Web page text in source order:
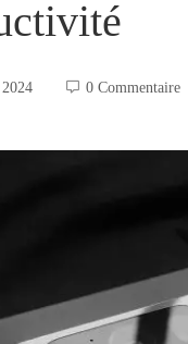
0 Commentaire